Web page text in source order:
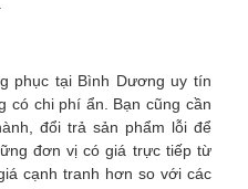
phục tại Bình Dương uy tín
có chi phí ẩn. Bạn cũng cần
đổi trả sản phẩm lỗi để
đơn vị có giá trực tiếp từ
cạnh tranh hơn so với các